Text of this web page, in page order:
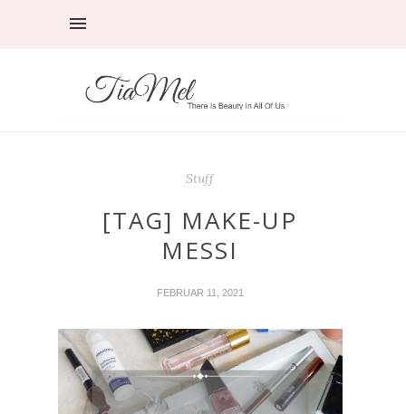
Stuff
[TAG] MAKE-UP
MESSI
FEBRUAR 11, 2021